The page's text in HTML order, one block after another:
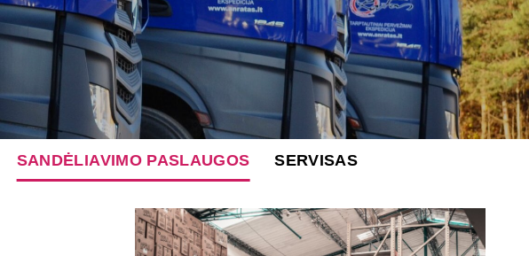
SANDĖLIAVIMO PASLAUGOS SERVISAS